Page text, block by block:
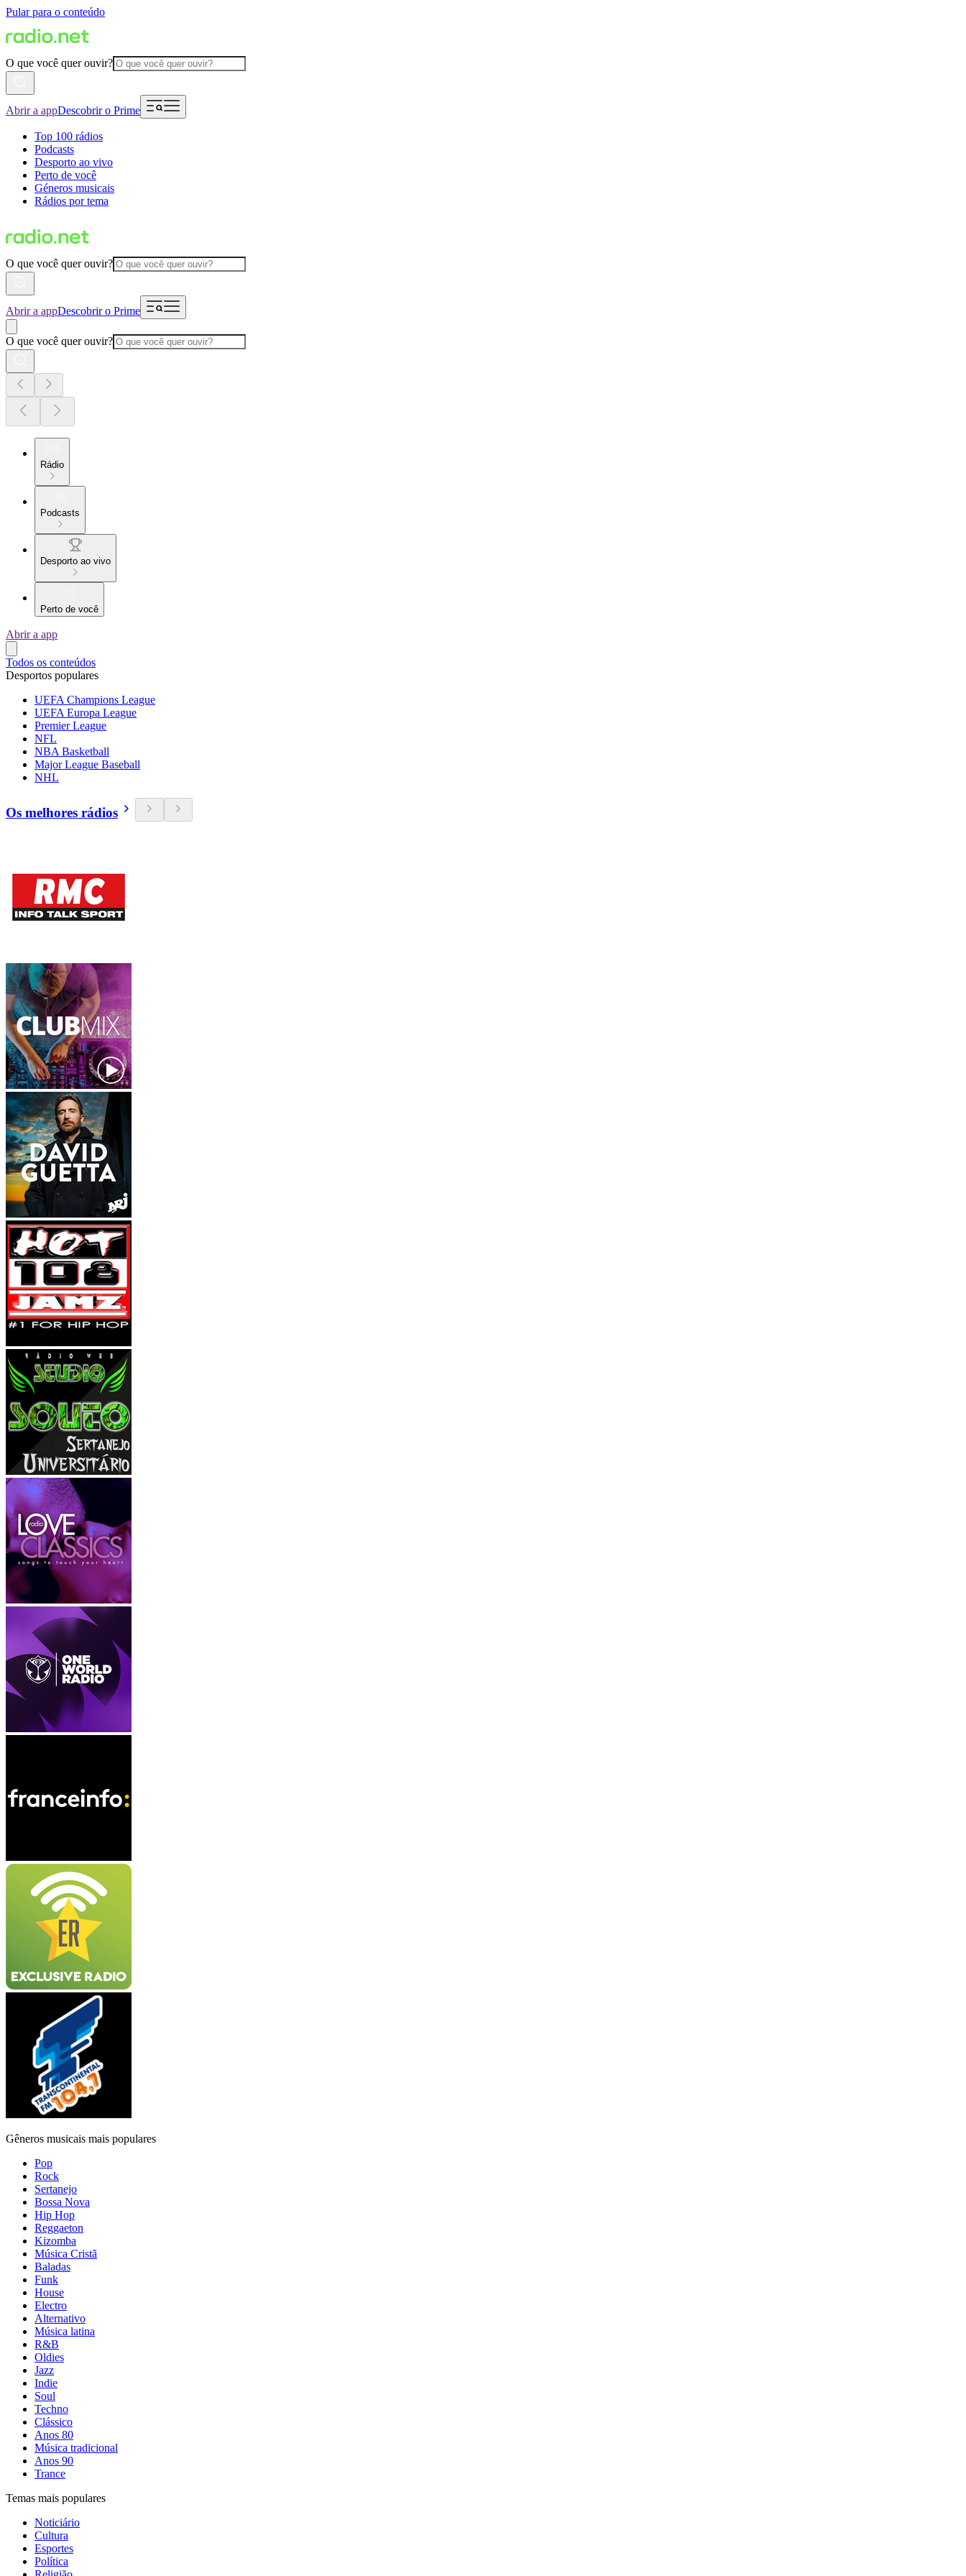
Pular para o conteúdo
O que você quer ouvir?
Abrir a appDescobrir o Prime
Top 100 rádios
Podcasts
Desporto ao vivo
Perto de você
Géneros musicais
Rádios por tema
O que você quer ouvir?
Abrir a appDescobrir o Prime
O que você quer ouvir?
Rádio
Podcasts
Desporto ao vivo
Perto de você
Abrir a app
Todos os conteúdos
Desportos populares
UEFA Champions League
UEFA Europa League
Premier League
NFL
NBA Basketball
Major League Baseball
NHL
Os melhores rádios
Gêneros musicais mais populares
Pop
Rock
Sertanejo
Bossa Nova
Hip Hop
Reggaeton
Kizomba
Música Cristã
Baladas
Funk
House
Electro
Alternativo
Música latina
R&B
Oldies
Jazz
Indie
Soul
Techno
Clássico
Anos 80
Música tradicional
Anos 90
Trance
Temas mais populares
Noticiário
Cultura
Esportes
Política